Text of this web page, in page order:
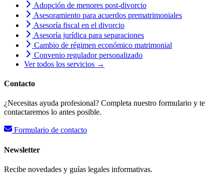
Adopción de menores post-divorcio
Asesoramiento para acuerdos prematrimoniales
Asesoría fiscal en el divorcio
Asesoría jurídica para separaciones
Cambio de régimen económico matrimonial
Convenio regulador personalizado
Ver todos los servicios →
Contacto
¿Necesitas ayuda profesional? Completa nuestro formulario y te
contactaremos lo antes posible.
Formulario de contacto
Newsletter
Recibe novedades y guías legales informativas.